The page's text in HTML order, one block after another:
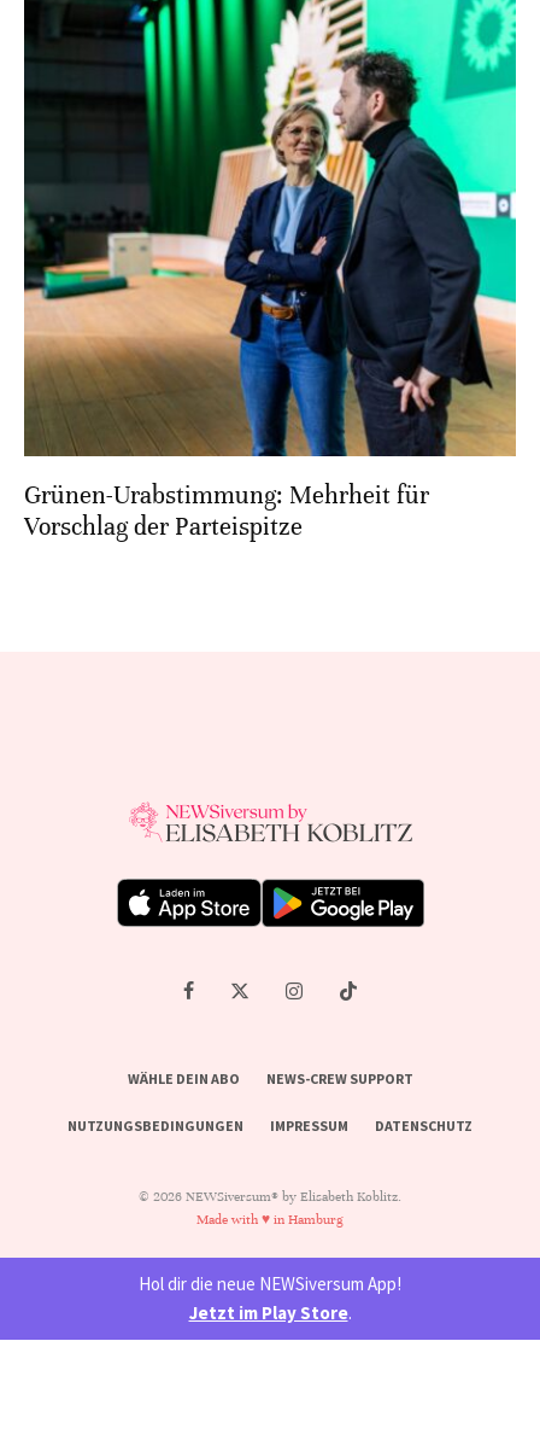
Grünen-Urabstimmung: Mehrheit für
Vorschlag der Parteispitze
WÄHLE DEIN ABO NEWS-CREW SUPPORT
NUTZUNGSBEDINGUNGEN IMPRESSUM DATENSCHUTZ
© 2026 NEWSiversum® by Elisabeth Koblitz.
Made with ♥ in Hamburg
Hol dir die neue NEWSiversum App!
Jetzt im Play Store.